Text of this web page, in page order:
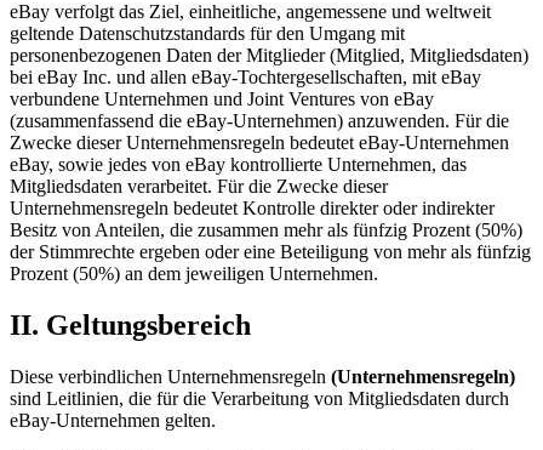
eBay verfolgt das Ziel, einheitliche, angemessene und weltweit
geltende Datenschutzstandards für den Umgang mit
personenbezogenen Daten der Mitglieder (Mitglied, Mitgliedsdaten)
bei eBay Inc. und allen eBay-Tochtergesellschaften, mit eBay
verbundene Unternehmen und Joint Ventures von eBay
(zusammenfassend die eBay-Unternehmen) anzuwenden. Für die
Zwecke dieser Unternehmensregeln bedeutet eBay-Unternehmen
eBay, sowie jedes von eBay kontrollierte Unternehmen, das
Mitgliedsdaten verarbeitet. Für die Zwecke dieser
Unternehmensregeln bedeutet Kontrolle direkter oder indirekter
Besitz von Anteilen, die zusammen mehr als fünfzig Prozent (50%)
der Stimmrechte ergeben oder eine Beteiligung von mehr als fünfzig
Prozent (50%) an dem jeweiligen Unternehmen.
II. Geltungsbereich
Diese verbindlichen Unternehmensregeln (Unternehmensregeln)
sind Leitlinien, die für die Verarbeitung von Mitgliedsdaten durch
eBay-Unternehmen gelten.